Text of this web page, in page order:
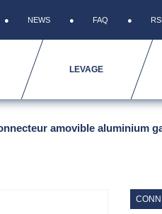
NEWS FAQ
LEVAGE
amovible aluminium